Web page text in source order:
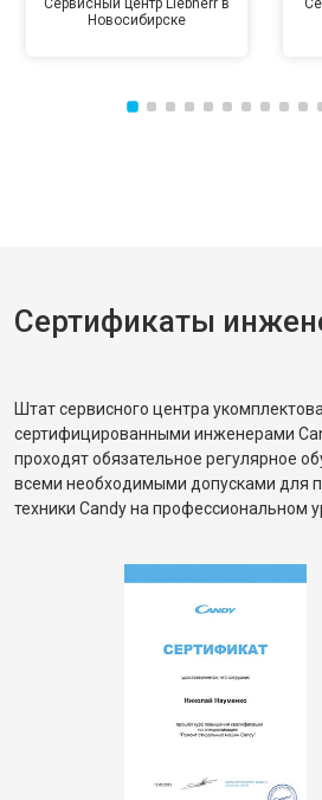
Сервисный центр Liebherr в
Новосибирске
Сертификаты
Штат сервисного центра
сертифицированными инженерами
проходят обязательное регулярное
всеми необходимыми допусками для
техники Candy на профессиональном